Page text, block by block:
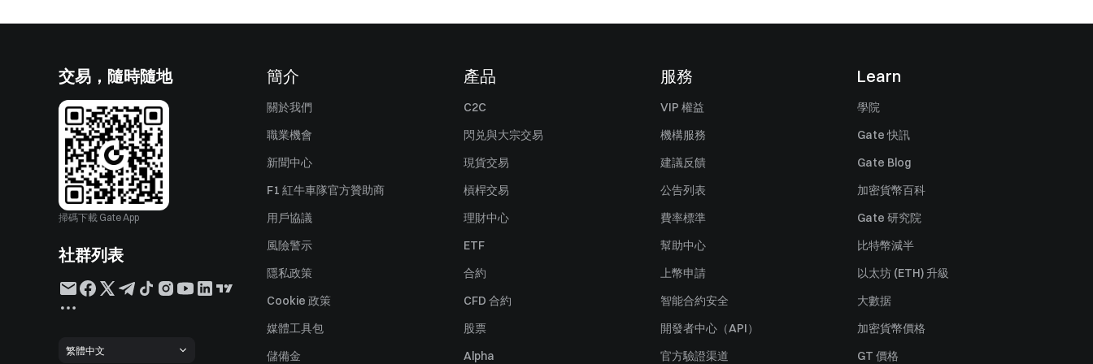
交易，隨時隨地
掃碼下載 Gate App
社群列表
繁體中文
簡介
關於我們
職業機會
新聞中心
F1 紅牛車隊官方贊助商
用戶協議
風險警示
隱私政策
Cookie 政策
媒體工具包
儲備金
產品
C2C
閃兑與大宗交易
現貨交易
槓桿交易
理財中心
ETF
合約
CFD 合約
股票
Alpha
服務
VIP 權益
機構服務
建議反饋
公告列表
費率標準
幫助中心
上幣申請
智能合約安全
開發者中心（API）
官方驗證渠道
Learn
學院
Gate 快訊
Gate Blog
加密貨幣百科
Gate 研究院
比特幣減半
以太坊 (ETH) 升級
大數据
加密貨幣價格
GT 價格